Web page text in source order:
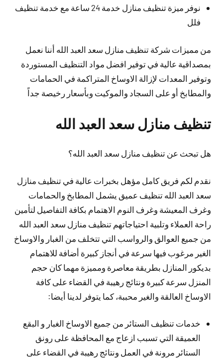
نوفر ميزة تنظيف منازل خدمة 24 ساعة مع خدمة تنظيف
فلل
من مميزات شركة تنظيف منازل سعد العبد الله أننا نعمل
بمصداقية عالية في توفير افضل مواد التنظيف المستوردة
وتوفير المعدات لإزالة الاوساخ المتراكمة في الحمامات
والمطابخ أو على السجاد والموكيت وبأسعار رخيصة جداً
تنظيف منازل سعد العبد الله
هل تبحث عن تنظيف منازل سعد العبد الله؟
نقدم لكم فريق كامل مؤهل بخبرات عالية في تنظيف منازل
سعد العبد الله تنظيف عميق يشمل المطابخ والحمامات
وغرف المعيشة وغرف النوم الاهتمام بكافة التفاصيل لتأمين
راحة العملاء وتلبية احتياجاتهم تنظيف منازل سعد العبد الله
من جميع العوالق والرواسب التي تتخلف من الغبار والاوساخ
الغير مرغوب فيها سرعة في أنجاز كبيرة أضافة للاهتمام
بديكور المنازل بطريقة معاصرة ومميزة مهما كان حجم
المنزل سرعة كبيرة ونتائج رهيبة في القضاء على كافة
الاوساخ العالقة والغير محببة، كما يتوفر لدينا أيضا:
خدمات تنظيف الستائر من جميع الاوساخ الغبار و البقع
العميقة التي تسبب ازعاج مع المحافظة على رونق
الستائر مرونة في العمل ونتائج رهيبة في القضاء على